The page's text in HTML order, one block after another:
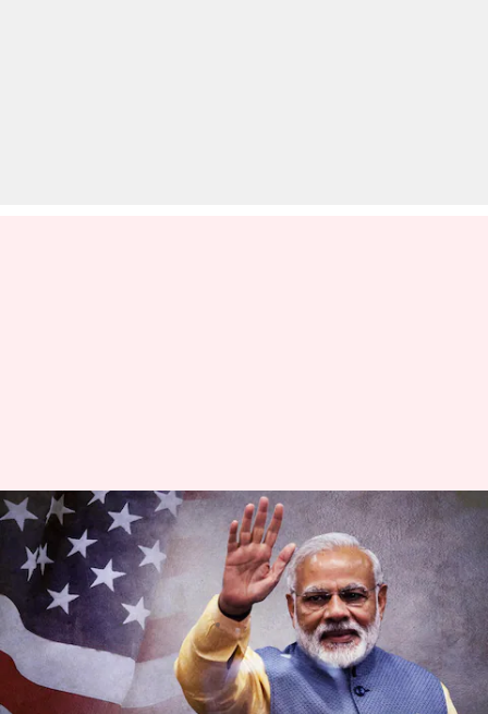
प्रधानमंत्री मोदी 21 सितंबर से
अमेरिका दौरे पर, किस-किससे मिलेंगे
और क्या है एजेंडा?
लेखन आबिद खान Sep 20, 2024 03:55 pm
क्या है खबर?